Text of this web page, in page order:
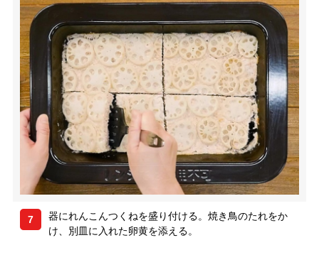
7
器にれんこんつくねを盛り付ける。焼き鳥のたれをか
け、別皿に入れた卵黄を添える。